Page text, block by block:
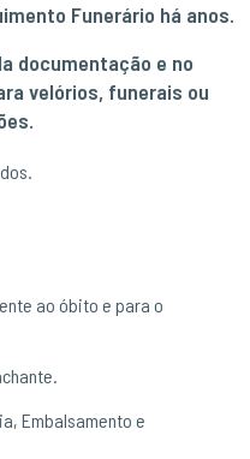
Funerário há anos.
documentação e no
velórios, funerais ou
ao óbito e para o
Embalsamento e